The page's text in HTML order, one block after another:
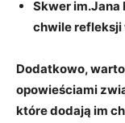
Skwer im.Jana
chwile refleksji
Dodatkowo,
opowieściami
które dodają im